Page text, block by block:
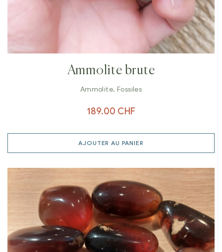
Ammolite brute
Ammolite, Fossiles
189.00 CHF
AJOUTER AU PANIER